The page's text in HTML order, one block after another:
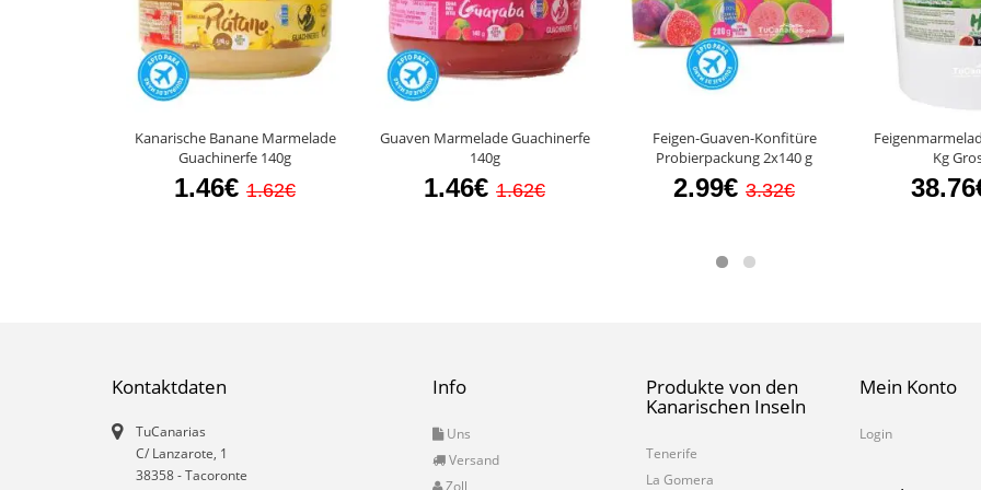
Kanarische Banane Marmelade
Guachinerfe 140g
1.46€ 1.62€
Guaven Marmelade Guachinerfe
140g
1.46€ 1.62€
Feigen-Guaven-Konfitüre
Probierpackung 2x140 g
2.99€ 3.32€
Kg
Kontaktdaten
TuCanarias
C/ Lanzarote, 1
38358-Tacoronte
Info
Uns
Versand
Zoll
Produkte von den
Kanarischen Inseln
Tenerife
La Gomera
Mein Konto
Login